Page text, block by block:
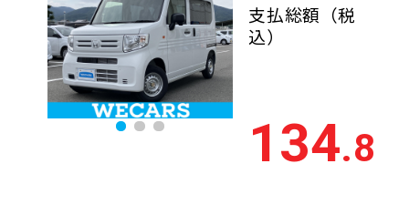
支払総額 （税
込）
134.8